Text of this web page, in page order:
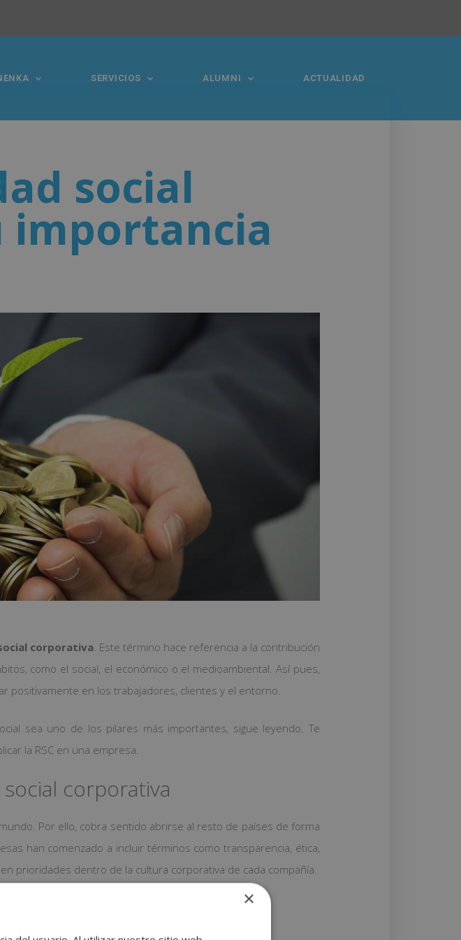
SERVICIOS ALUMNI ACTUALIDAD
social
importancia
corporativa. Este término hace referencia a la contribución
como el social, el económico o el medioambiental. Así pues,
positivamente en los trabajadores, clientes y el entorno.
sea uno de los pilares más importantes, sigue leyendo. Te
la RSC en una empresa.
corporativa
Por ello, cobra sentido abrirse al resto de países de forma
han comenzado a incluir términos como transparencia, ética,
prioridades dentro de la cultura corporativa de cada compañía.
Estos son: ×